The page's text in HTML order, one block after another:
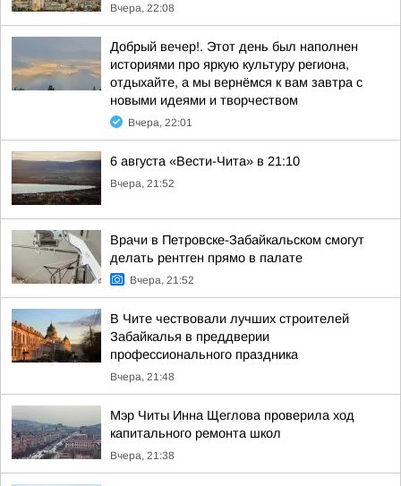
Вчера, 22:08
Добрый вечер!. Этот день был наполнен
историями про яркую культуру региона,
отдыхайте, а мы вернёмся к вам завтра с
новыми идеями и творчеством
Вчера, 22:01
6 августа «Вести-Чита» в 21:10
Вчера, 21:52
Врачи в Петровске-Забайкальском смогут
делать рентген прямо в палате
Вчера, 21:52
В Чите чествовали лучших строителей
Забайкалья в преддверии
профессионального праздника
Вчера, 21:48
Мэр Читы Инна Щеглова проверила ход
капитального ремонта школ
Вчера, 21:38